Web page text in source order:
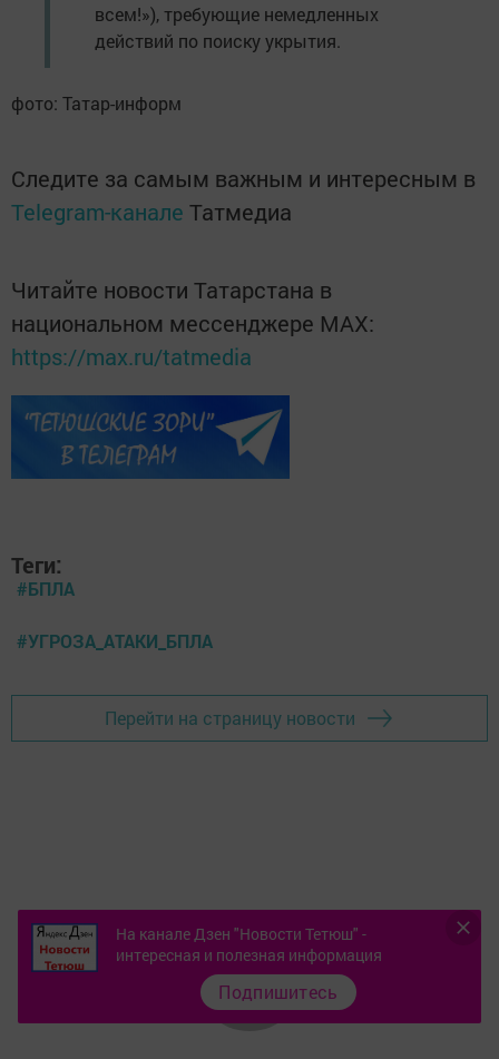
всем!»), требующие немедленных
действий по поиску укрытия.
фото: Татар-информ
Следите за самым важным и интересным в
Telegram-канале Татмедиа
Читайте новости Татарстана в
национальном мессенджере MАХ:
https://max.ru/tatmedia
Теги:
#БПЛА
#УГРОЗА_АТАКИ_БПЛА
Перейти на страницу новости
На канале Дзен "Новости Тетюш" -
интересная и полезная информация
Подпишитесь